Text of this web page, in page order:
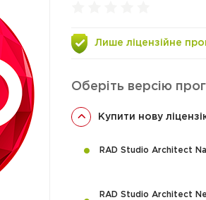
Лише ліцензійне
Оберіть версію
Купити нову
RAD Studio Architect
RAD Studio Architect